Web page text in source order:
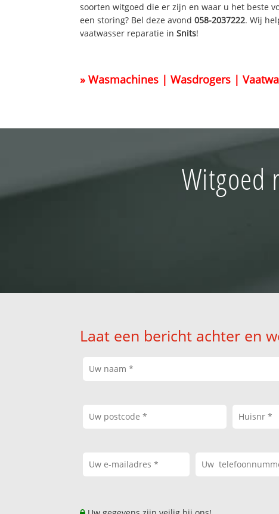
soorten witgoed die er zijn en waar u het beste
een storing? Bel deze avond058-2037222. Wij
vaatwasser reparatie inSnits!
» Wasmachines | Wasdrogers |
Witgoed
Laat een bericht achter en